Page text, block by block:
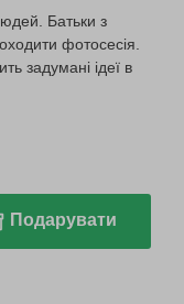
Батьки з
фотосесія.
задумані ідеї в
Подарувати